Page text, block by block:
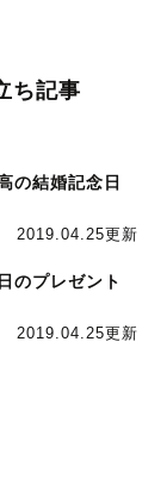
ち記事
の結婚記念日
2019.04.25更新
のプレゼント
2019.04.25更新